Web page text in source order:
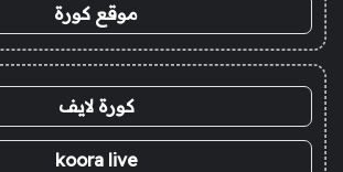
موقع كورة
كورة لايف
koora live